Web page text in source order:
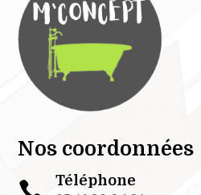
Nos coordonnées
Téléphone